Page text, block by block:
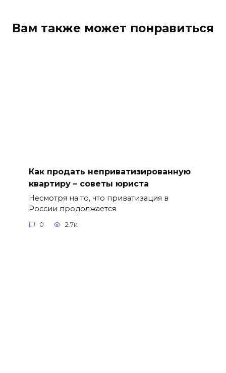
Вам также может понравиться
Как продать неприватизированную
квартиру – советы юриста
Несмотря на то, что приватизация в
России продолжается
0 2.7к.